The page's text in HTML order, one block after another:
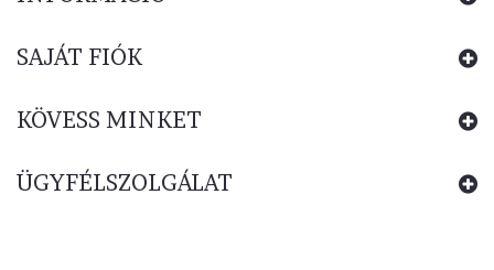
SAJÁT FIÓK
KÖVESS MINKET
ÜGYFÉLSZOLGÁLAT